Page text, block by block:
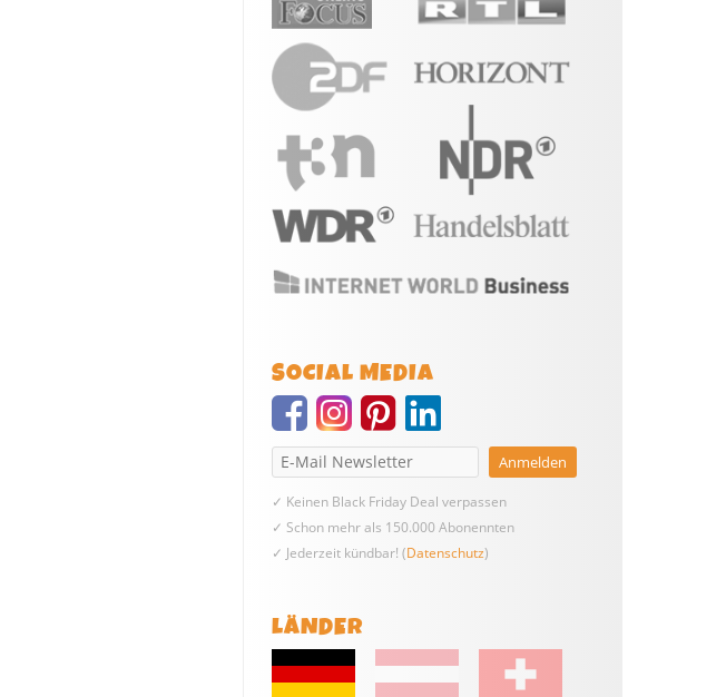
SOCIAL MEDIA
✓ Keinen Black Friday Deal verpassen
✓ Schon mehr als 150.000 Abonennten
✓ Jederzeit kündbar! (Datenschutz)
LÄNDER